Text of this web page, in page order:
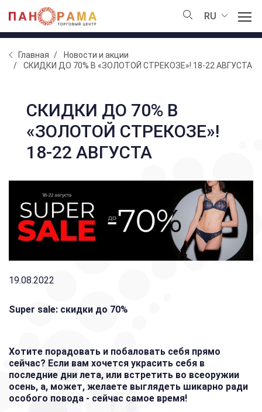
RU
Главная
Новости и акции
СКИДКИ ДО 70% В «ЗОЛОТОЙ СТРЕКОЗЕ»! 18-22 АВГУСТА
СКИДКИ ДО 70% В
«ЗОЛОТОЙ СТРЕКОЗЕ»!
18-22 АВГУСТА
19.08.2022
Super sale: скидки до 70%
Хотите порадовать и побаловать себя прямо
сейчас? Если вам хочется украсить себя в
последние дни лета, или встретить во всеоружии
осень, а, может, желаете выглядеть шикарно ради
особого повода - сейчас самое время!